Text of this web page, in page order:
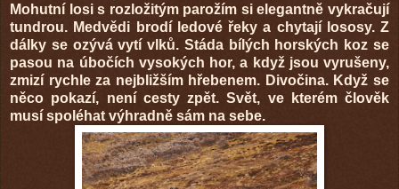
Mohutní losi s rozložitým parožím si elegantně vykračují
tundrou. Medvědi brodí ledové řeky a chytají lososy. Z
dálky se ozývá vytí vlků. Stáda bílých horských koz se
pasou na úbočích vysokých hor, a když jsou vyrušeny,
zmizí rychle za nejbližším hřebenem. Divočina. Když se
něco pokazí, není cesty zpět. Svět, ve kterém člověk
musí spoléhat výhradně sám na sebe.